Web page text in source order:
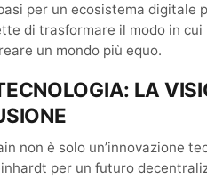
per un ecosistema digitale
di trasformare il modo in
un mondo più equo.
LA
non è solo un’innovazione
per un futuro